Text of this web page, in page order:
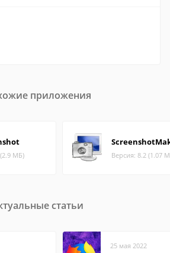
приложения
МБ) Версия: 8.2 (1.07
статьи
25 мая 2022